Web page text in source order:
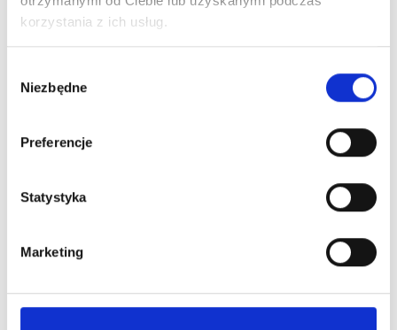
korzystania z ich usług.
zgody
Niezbędne
Preferencje
Statystyka
Marketing
Zaloguj się, aby zobaczyć cenę
Zaloguj się, aby zobaczyć cenę